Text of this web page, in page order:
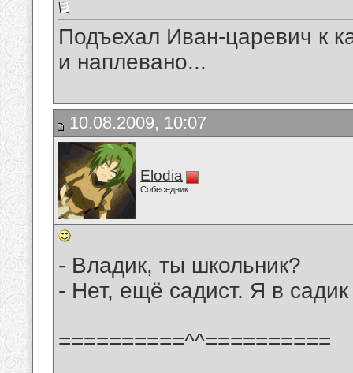
Подъехал Иван-царевич к
и наплевано...
10.08.2009, 10:07
Elodia
Собеседник
- Владик, ты школьник?
- Нет, ещё садист. Я в садик
==========^^==========